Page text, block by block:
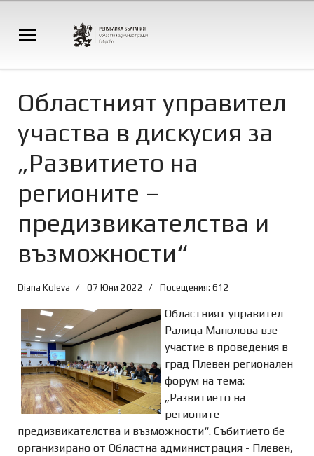
Областният управител
участва в дискусия за
„Развитието на
регионите –
предизвикателства и
възможности“
Diana Koleva 07 Юни 2022 Посещения: 612
Областният управител
Ралица Манолова взе
участие в проведения в
град Плевен регионален
форум на тема:
„Развитието на
регионите –
предизвикателства и възможности“. Събитието бе
организирано от Областна администрация - Плевен,